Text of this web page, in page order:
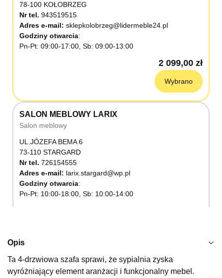
78-100 KOŁOBRZEG
Nr tel. 943519515
Adres e-mail: sklepkolobrzeg@lidermeble24.pl
Godziny otwarcia
Pn-Pt: 09:00-17:00, Sb: 09:00-13:00
2 099,00 zł
Wybrano
SALON MEBLOWY LARIX
Salon meblowy
UL.JÓZEFA BEMA 6
73-110 STARGARD
Nr tel. 726154555
Adres e-mail: larix.stargard@wp.pl
Godziny otwarcia
Pn-Pt: 10:00-18:00, Sb: 10:00-14:00
SALON MEBLOWY KUBUŚ
Salon meblowy
Opis
Ta 4-drzwiowa szafa sprawi, że sypialnia zyska
wyróżniający element aranżacji i funkcjonalny mebel.